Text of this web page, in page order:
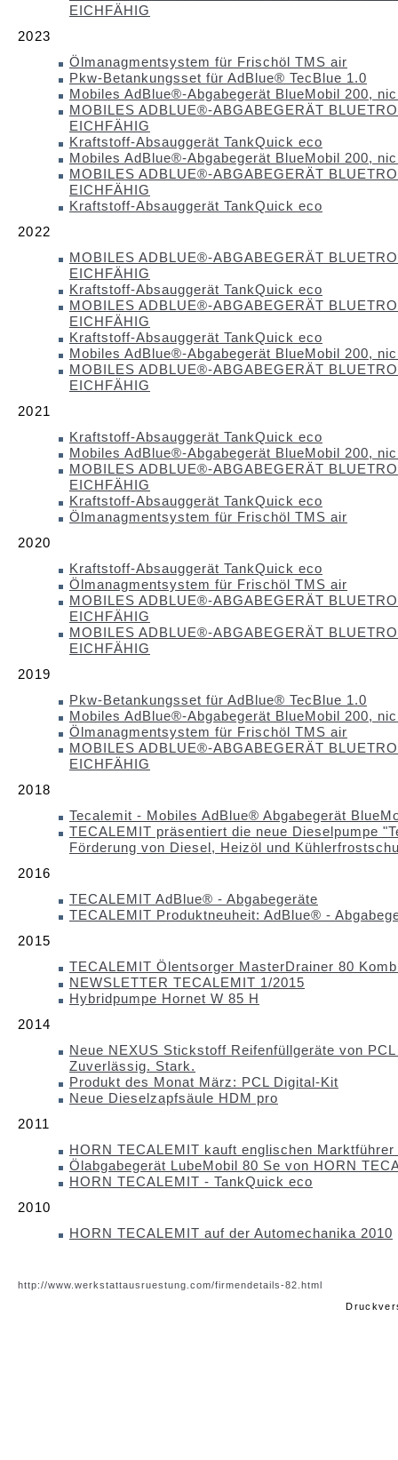
EICHFÄHIG
2023
Ölmanagmentsystem für Frischöl TMS air
Pkw-Betankungsset für AdBlue® TecBlue 1.0
Mobiles AdBlue®-Abgabegerät BlueMobil 200,
MOBILES ADBLUE®-ABGABEGERÄT
EICHFÄHIG
Kraftstoff-Absauggerät TankQuick eco
Mobiles AdBlue®-Abgabegerät BlueMobil 200,
MOBILES ADBLUE®-ABGABEGERÄT
EICHFÄHIG
Kraftstoff-Absauggerät TankQuick eco
2022
MOBILES ADBLUE®-ABGABEGERÄT
EICHFÄHIG
Kraftstoff-Absauggerät TankQuick eco
MOBILES ADBLUE®-ABGABEGERÄT
EICHFÄHIG
Kraftstoff-Absauggerät TankQuick eco
Mobiles AdBlue®-Abgabegerät BlueMobil 200,
MOBILES ADBLUE®-ABGABEGERÄT
EICHFÄHIG
2021
Kraftstoff-Absauggerät TankQuick eco
Mobiles AdBlue®-Abgabegerät BlueMobil 200,
MOBILES ADBLUE®-ABGABEGERÄT
EICHFÄHIG
Kraftstoff-Absauggerät TankQuick eco
Ölmanagmentsystem für Frischöl TMS air
2020
Kraftstoff-Absauggerät TankQuick eco
Ölmanagmentsystem für Frischöl TMS air
MOBILES ADBLUE®-ABGABEGERÄT
EICHFÄHIG
MOBILES ADBLUE®-ABGABEGERÄT
EICHFÄHIG
2019
Pkw-Betankungsset für AdBlue® TecBlue 1.0
Mobiles AdBlue®-Abgabegerät BlueMobil 200,
Ölmanagmentsystem für Frischöl TMS air
MOBILES ADBLUE®-ABGABEGERÄT
EICHFÄHIG
2018
Tecalemit - Mobiles AdBlue® Abgabegerät
TECALEMIT präsentiert die neue Dieselpumpe
Förderung von Diesel, Heizöl und
2016
TECALEMIT AdBlue® - Abgabegeräte
TECALEMIT Produktneuheit: AdBlue® -
2015
TECALEMIT Ölentsorger MasterDrainer 80
NEWSLETTER TECALEMIT 1/2015
Hybridpumpe Hornet W 85 H
2014
Neue NEXUS Stickstoff Reifenfüllgeräte von
Zuverlässig. Stark.
Produkt des Monat März: PCL Digital-Kit
Neue Dieselzapfsäule HDM pro
2011
HORN TECALEMIT kauft englischen Marktführer
Ölabgabegerät LubeMobil 80 Se von HORN
HORN TECALEMIT - TankQuick eco
2010
HORN TECALEMIT auf der Automechanika 2010
http://www.werkstattausruestung.com/firmendetails-82.html